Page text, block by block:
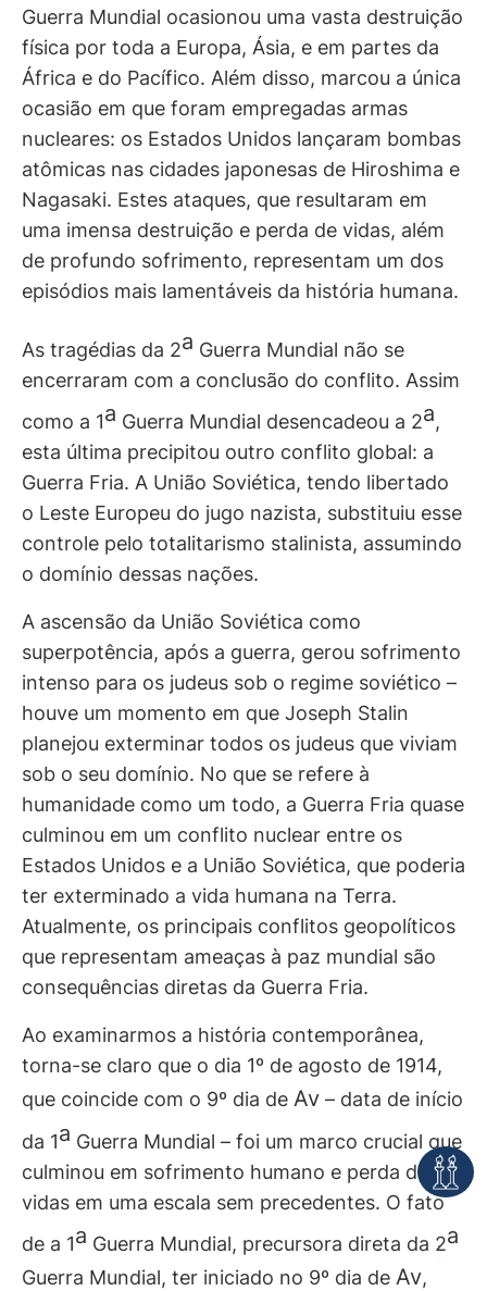
Guerra Mundial ocasionou uma vasta destruição
física por toda a Europa, Ásia, e em partes da
África e do Pacífico. Além disso, marcou a única
ocasião em que foram empregadas armas
nucleares: os Estados Unidos lançaram bombas
atômicas nas cidades japonesas de Hiroshima e
Nagasaki. Estes ataques, que resultaram em
uma imensa destruição e perda de vidas, além
de profundo sofrimento, representam um dos
episódios mais lamentáveis da história humana.
As tragédias da 2a Guerra Mundial não se
encerraram com a conclusão do conflito. Assim
como a 1a Guerra Mundial desencadeou a 2a,
esta última precipitou outro conflito global: a
Guerra Fria. A União Soviética, tendo libertado
o Leste Europeu do jugo nazista, substituiu esse
controle pelo totalitarismo stalinista, assumindo
o domínio dessas nações.
A ascensão da União Soviética como
superpotência, após a guerra, gerou sofrimento
intenso para os judeus sob o regime soviético –
houve um momento em que Joseph Stalin
planejou exterminar todos os judeus que viviam
sob o seu domínio. No que se refere à
humanidade como um todo, a Guerra Fria quase
culminou em um conflito nuclear entre os
Estados Unidos e a União Soviética, que poderia
ter exterminado a vida humana na Terra.
Atualmente, os principais conflitos geopolíticos
que representam ameaças à paz mundial são
consequências diretas da Guerra Fria.
Ao examinarmos a história contemporânea,
torna-se claro que o dia 1º de agosto de 1914,
que coincide com o 9º dia de Av – data de início
da 1a Guerra Mundial – foi um marco crucial que
culminou em sofrimento humano e perda de
vidas em uma escala sem precedentes. O fato
de a 1a Guerra Mundial, precursora direta da 2a
Guerra Mundial, ter iniciado no 9º dia de Av,